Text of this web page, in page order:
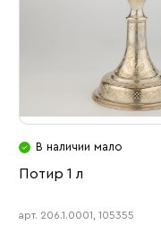
В наличии мало
Потир 1 л
арт. 206.1.0001, 105355